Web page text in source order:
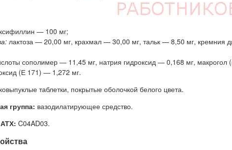
— 100 мг;
лактоза — 20,00 мг, крахмал — 30,00 мг, тальк — 8,50 мг, кремния
сополимер — 11,45 мг, натрия гидроксид — 0,168 мг, макрогол
(Е 171) — 1,272 мг.
таблетки, покрытые оболочкой белого цвета.
группа: вазодилатирующее средство.
C04AD03.